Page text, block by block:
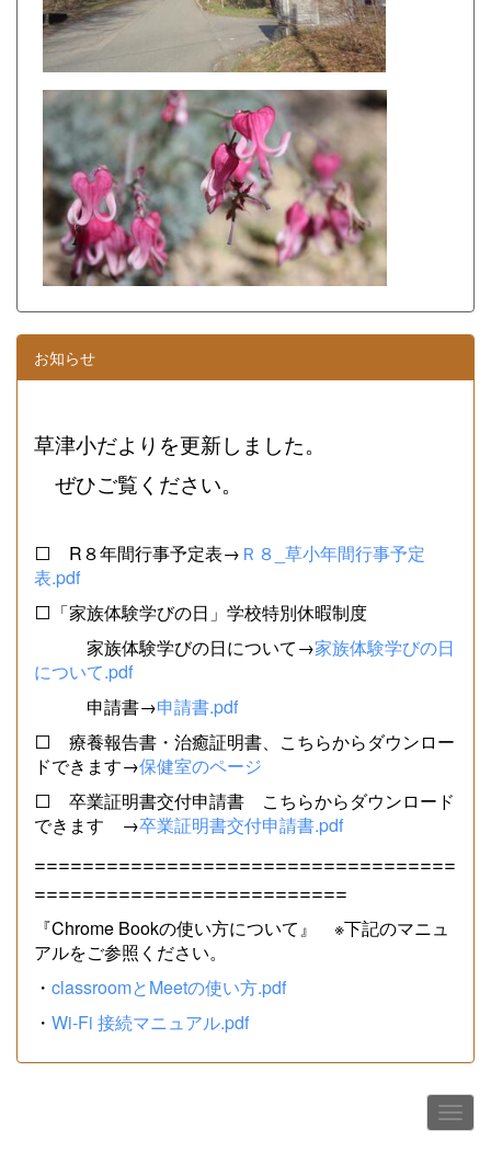
お知らせ
草津小だよりを更新しました。
ぜひご覧ください。
⬜ R８年間行事予定表→ Ｒ８_草小年間行事予定
表.pdf
⬜「家族体験学びの日」学校特別休暇制度
家族体験学びの日について→家族体験学びの日
について.pdf
申請書→申請書.pdf
⬜ 療養報告書・治癒証明書、こちらからダウンロー
ドできます→保健室のページ
⬜ 卒業証明書交付申請書 こちらからダウンロード
できます →卒業証明書交付申請書.pdf
===================================
==========================
『Chrome Bookの使い方について』 ※下記のマニュ
アルをご参照ください。
・ classroomとMeetの使い方.pdf
・ Wi-Fi 接続マニュアル.pdf